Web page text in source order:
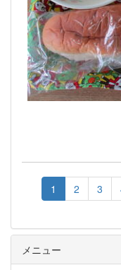
1 2 3
メニュー